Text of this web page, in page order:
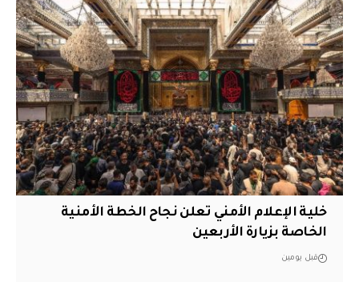
خلية الإعلام الأمني تعلن نجاح الخطة الأمنية
الخاصة بزيارة الأربعين
قبل يومين